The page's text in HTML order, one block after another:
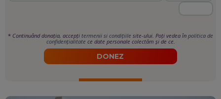
* Continuând donația, accepți termenii si condițiile site-ului. Poți vedea în politica de
confidențialitate ce date personale colectăm și de ce.
DONEZ